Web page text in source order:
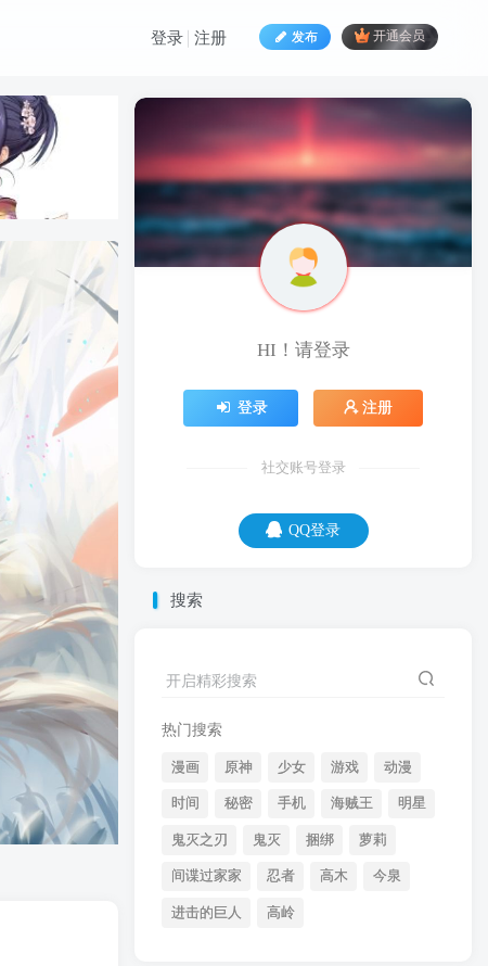
发布 开通会员
登录 注册
HI！请登录
登录 注册
社交账号登录
QQ登录
搜索
开启精彩搜索
热门搜索
漫画 原神 少女 游戏 动漫
时间 秘密 手机 海贼王 明星
鬼灭之刃 鬼灭 捆绑 萝莉
间谍过家家 忍者 高木 今泉
进击的巨人 高岭
HI！请登录
登录 注册
社交账号登录
QQ登录
兴趣是最好的老师，饥饿是最好的厨师。